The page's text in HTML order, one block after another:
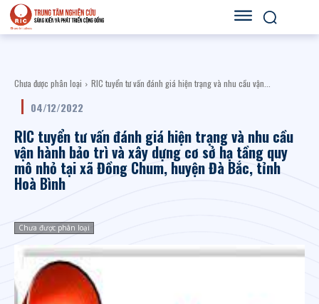
Chưa được phân loại RIC tuyển tư vấn đánh giá hiện trạng và nhu cầu vận...
04/12/2022
RIC tuyển tư vấn đánh giá hiện trạng và nhu cầu
vận hành bảo trì và xây dựng cơ sở hạ tầng quy
mô nhỏ tại xã Đồng Chum, huyện Đà Bắc, tỉnh
Hoà Bình
Chưa được phân loại